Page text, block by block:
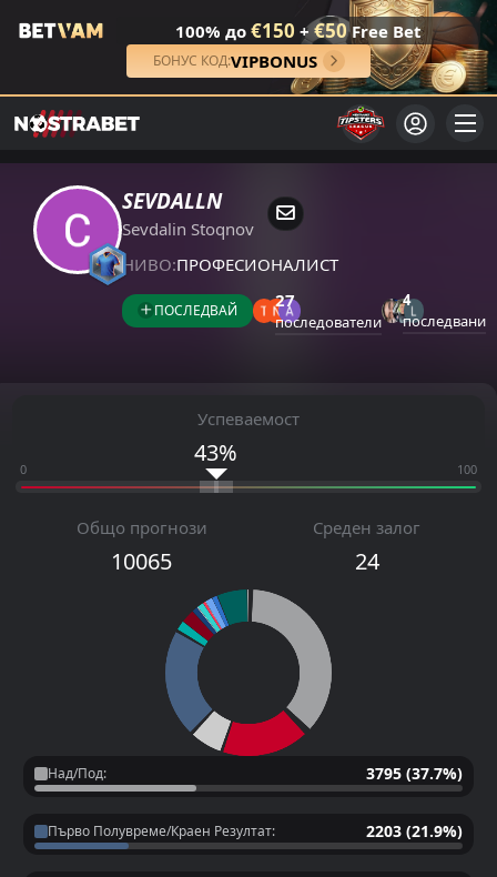
100% до €150 + €50Free Bet
БОНУС КОД:VIPBONUS
SEVDALLN
Sevdalin Stoqnov
НИВО:ПРОФЕСИОНАЛИСТ
ПОСЛЕДВАЙ 27
последователи
4
последвани
Успеваемост
43%
0 100
Общо прогнози
10065
Среден залог
24
Над/Под: 3795 (37.7%)
Първо Полувреме/Краен Резултат: 2203 (21.9%)